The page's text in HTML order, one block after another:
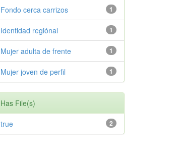
1
Fondo cerca carrizos
1
Identidad regiónal
1
Mujer adulta de frente
1
Mujer joven de perfil
Has File(s)
2
true